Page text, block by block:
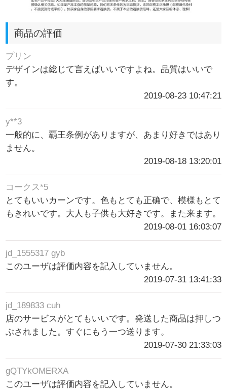
商品の評価
プリン
デザインは総じて言えばいいですよね。品質はいいで
す。
2019-08-23 10:47:21
y**3
一般的に、覇王条例がありますが、あまり好きではあり
ません。
2019-08-18 13:20:01
コークス*5
とてもいいカーンです。色もとても正确で、模様もとて
もきれいです。大人も子供も大好きです。また来ます。
2019-08-01 16:03:07
jd_1555317 gyb
このユーザは評価内容を記入していません。
2019-07-31 13:41:33
jd_189833 cuh
店のサービスがとてもいいです。発送した商品は押しつ
ぶされました。すぐにもう一つ送ります。
2019-07-30 21:33:03
gQTYkOMERXA
このユーザは評価内容を記入していません。